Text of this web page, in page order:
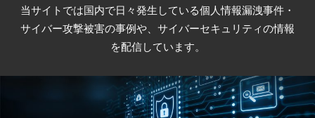
当サイトでは国内で日々発生している個人情報漏洩事件・
サイバー攻撃被害の事例や、サイバーセキュリティの情報
を配信しています。